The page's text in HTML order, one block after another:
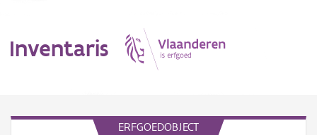
Inventaris
ERFGOEDOBJECT